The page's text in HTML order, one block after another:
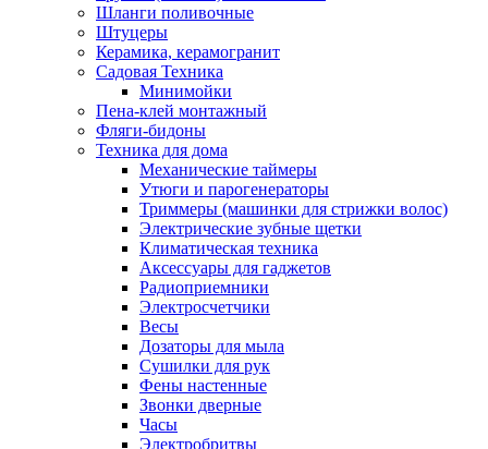
Шланги поливочные
Штуцеры
Керамика, керамогранит
Садовая Техника
Минимойки
Пена-клей монтажный
Фляги-бидоны
Техника для дома
Механические таймеры
Утюги и парогенераторы
Триммеры (машинки для стрижки волос)
Электрические зубные щетки
Климатическая техника
Аксессуары для гаджетов
Радиоприемники
Электросчетчики
Весы
Дозаторы для мыла
Сушилки для рук
Фены настенные
Звонки дверные
Часы
Электробритвы